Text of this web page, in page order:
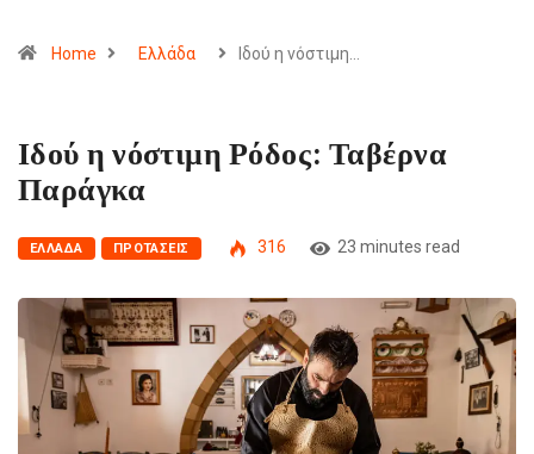
Home Ελλάδα Ιδού η νόστιμη…
Ιδού η νόστιμη Ρόδος: Ταβέρνα
Παράγκα
ΕΛΛΆΔΑ ΠΡΟΤΆΣΕΙΣ 316 23 minutes read